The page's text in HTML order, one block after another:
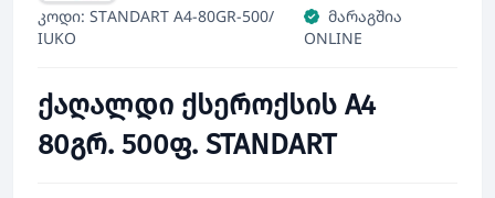
კოდი: STANDART A4-80GR-500/
IUKO
მარაგშია
ONLINE
ქაღალდი ქსეროქსის A4
80გრ. 500ფ. STANDART